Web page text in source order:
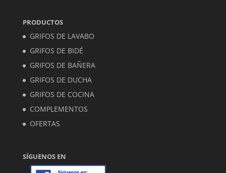
PRODUCTOS
GRIFOS DE LAVABO
GRIFOS DE BIDÉ
GRIFOS DE BAÑERA
GRIFOS DE DUCHA
GRIFOS DE COCINA
COMPLEMENTOS
OFERTAS
SÍGUENOS EN